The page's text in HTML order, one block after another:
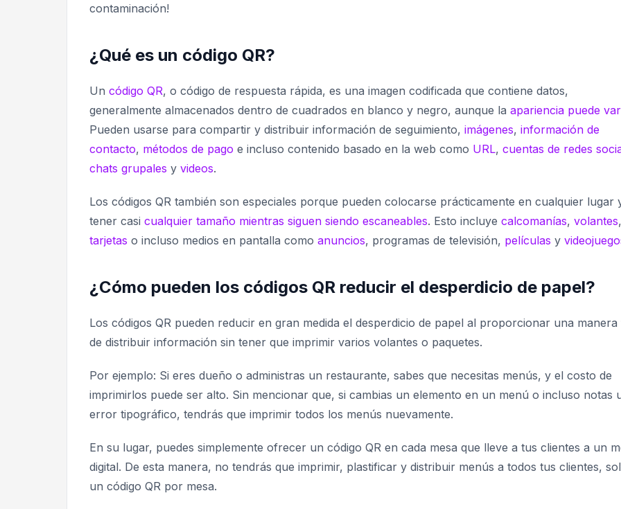
contaminación!
¿Qué es un código QR?
Un código QR, o código de respuesta rápida, es una imagen codificada que contiene datos,
generalmente almacenados dentro de cuadrados en blanco y negro, aunque la apariencia puede
Pueden usarse para compartir y distribuir información de seguimiento, imágenes, información de
contacto, métodos de pago e incluso contenido basado en la web como URL, cuentas de redes
chats grupales y videos.
Los códigos QR también son especiales porque pueden colocarse prácticamente en cualquier lugar
tener casi cualquier tamaño mientras siguen siendo escaneables. Esto incluye calcomanías, volantes,
tarjetas o incluso medios en pantalla como anuncios, programas de televisión, películas y
¿Cómo pueden los códigos QR reducir el desperdicio de papel?
Los códigos QR pueden reducir en gran medida el desperdicio de papel al proporcionar una manera
de distribuir información sin tener que imprimir varios volantes o paquetes.
Por ejemplo: Si eres dueño o administras un restaurante, sabes que necesitas menús, y el costo de
imprimirlos puede ser alto. Sin mencionar que, si cambias un elemento en un menú o incluso notas
error tipográfico, tendrás que imprimir todos los menús nuevamente.
En su lugar, puedes simplemente ofrecer un código QR en cada mesa que lleve a tus clientes a un
digital. De esta manera, no tendrás que imprimir, plastificar y distribuir menús a todos tus clientes,
un código QR por mesa.